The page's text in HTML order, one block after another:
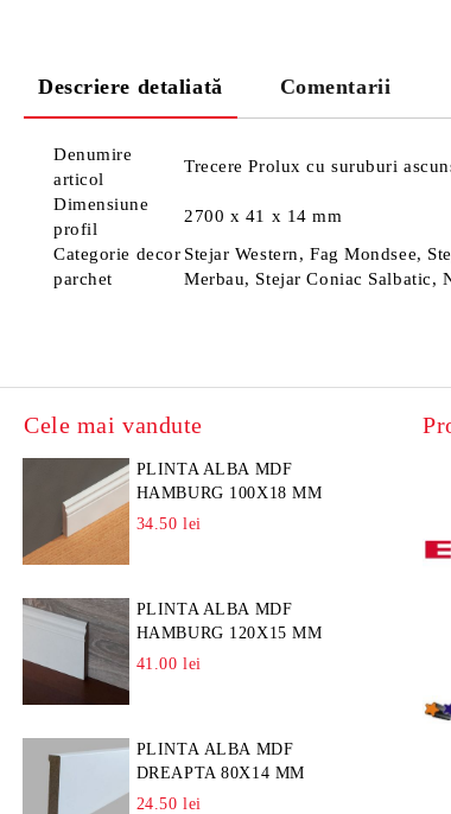
Descriere detaliată Comentarii
Denumire
articol
Trecere Prolux cu suruburi
Dimensiune
profil
2700 x 41 x 14 mm
Categorie decor
parchet
Stejar Western, Fag Mondsee,
Merbau, Stejar Coniac Salbatic,
Cele mai vandute
PLINTA ALBA MDF
HAMBURG 100X18 MM
34.50 lei
PLINTA ALBA MDF
HAMBURG 120X15 MM
41.00 lei
PLINTA ALBA MDF
DREAPTA 80X14 MM
24.50 lei